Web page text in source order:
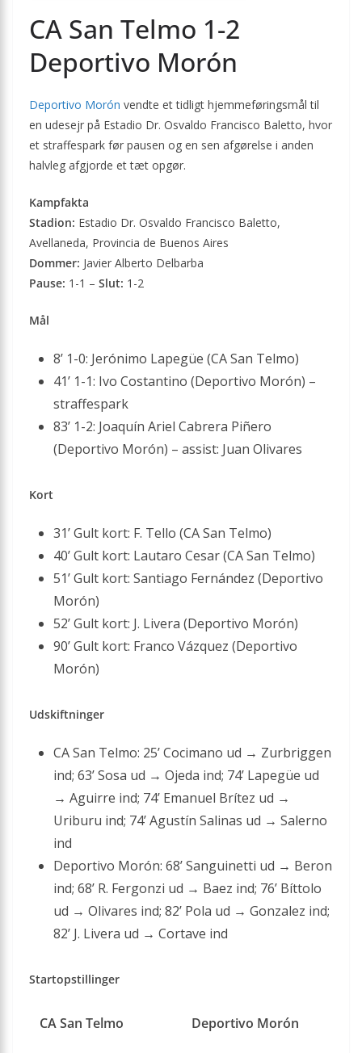
CA San Telmo 1-2
Deportivo Morón
Deportivo Morón vendte et tidligt hjemmeføringsmål til
en udesejr på Estadio Dr. Osvaldo Francisco Baletto, hvor
et straffespark før pausen og en sen afgørelse i anden
halvleg afgjorde et tæt opgør.
Kampfakta
Stadion: Estadio Dr. Osvaldo Francisco Baletto,
Avellaneda, Provincia de Buenos Aires
Dommer: Javier Alberto Delbarba
Pause: 1-1 – Slut: 1-2
Mål
8’ 1-0: Jerónimo Lapegüe (CA San Telmo)
41’ 1-1: Ivo Costantino (Deportivo Morón) –
straffespark
83’ 1-2: Joaquín Ariel Cabrera Piñero
(Deportivo Morón) – assist: Juan Olivares
Kort
31’ Gult kort: F. Tello (CA San Telmo)
40’ Gult kort: Lautaro Cesar (CA San Telmo)
51’ Gult kort: Santiago Fernández (Deportivo
Morón)
52’ Gult kort: J. Livera (Deportivo Morón)
90’ Gult kort: Franco Vázquez (Deportivo
Morón)
Udskiftninger
CA San Telmo: 25’ Cocimano ud → Zurbriggen
ind; 63’ Sosa ud → Ojeda ind; 74’ Lapegüe ud
→ Aguirre ind; 74’ Emanuel Brítez ud →
Uriburu ind; 74’ Agustín Salinas ud → Salerno
ind
Deportivo Morón: 68’ Sanguinetti ud → Beron
ind; 68’ R. Fergonzi ud → Baez ind; 76’ Bíttolo
ud → Olivares ind; 82’ Pola ud → Gonzalez ind;
82’ J. Livera ud → Cortave ind
Startopstillinger
CA San Telmo Deportivo Morón